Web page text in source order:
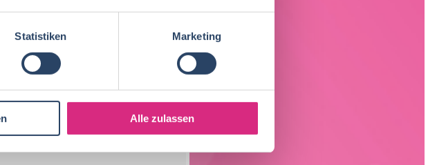
Statistiken Marketing
Alle zulassen